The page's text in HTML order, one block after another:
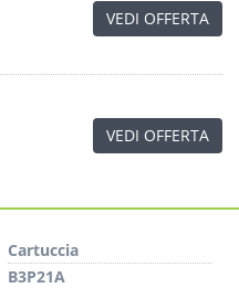
VEDI OFFERTA
VEDI OFFERTA
Cartuccia
B3P21A